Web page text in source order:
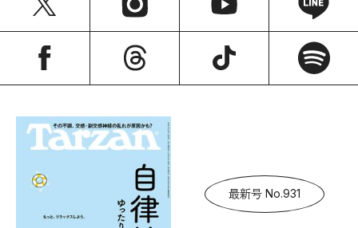
最新号 No.931